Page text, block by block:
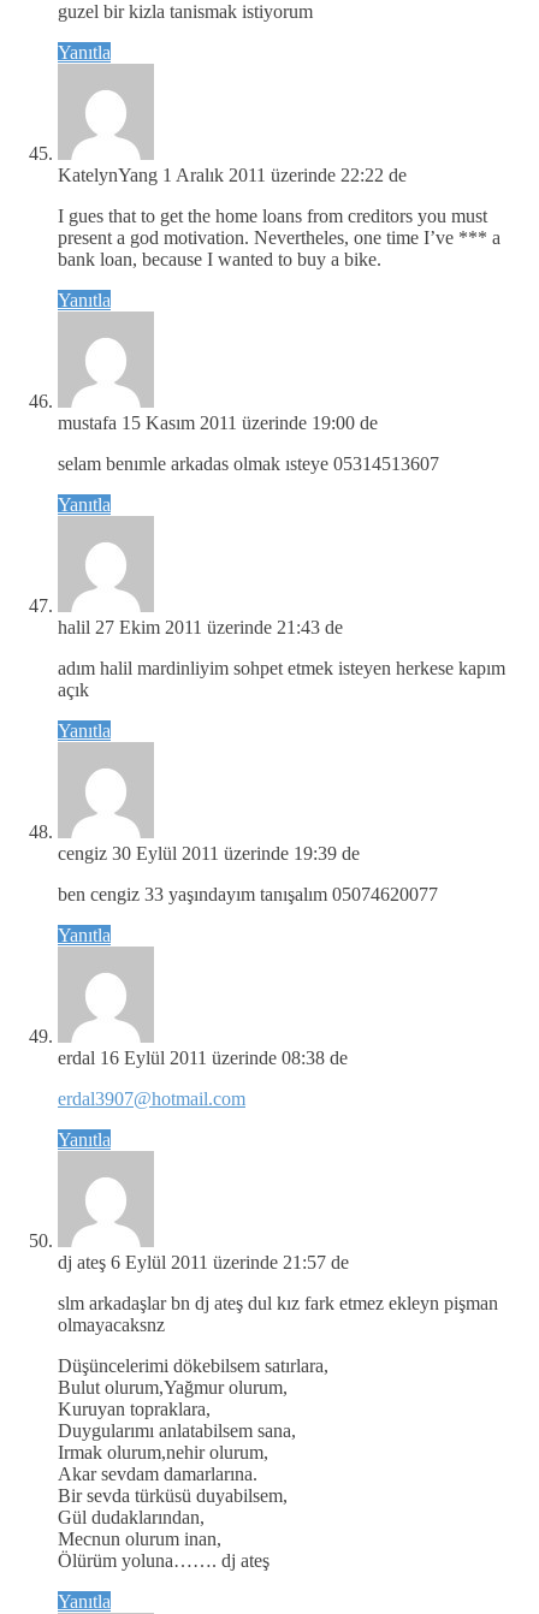
guzel bir kizla tanismak istiyorum
Yanıtla
KatelynYang 1 Aralık 2011 üzerinde 22:22 de
I gues that to get the home loans from creditors you must
present a god motivation. Nevertheles, one time I’ve *** a
bank loan, because I wanted to buy a bike.
Yanıtla
mustafa 15 Kasım 2011 üzerinde 19:00 de
selam benımle arkadas olmak ısteye 05314513607
Yanıtla
halil 27 Ekim 2011 üzerinde 21:43 de
adım halil mardinliyim sohpet etmek isteyen herkese kapım
açık
Yanıtla
cengiz 30 Eylül 2011 üzerinde 19:39 de
ben cengiz 33 yaşındayım tanışalım 05074620077
Yanıtla
erdal 16 Eylül 2011 üzerinde 08:38 de
erdal3907@hotmail.com
Yanıtla
dj ateş 6 Eylül 2011 üzerinde 21:57 de
slm arkadaşlar bn dj ateş dul kız fark etmez ekleyn pişman
olmayacaksnz
Düşüncelerimi dökebilsem satırlara,
Bulut olurum,Yağmur olurum,
Kuruyan topraklara,
Duygularımı anlatabilsem sana,
Irmak olurum,nehir olurum,
Akar sevdam damarlarına.
Bir sevda türküsü duyabilsem,
Gül dudaklarından,
Mecnun olurum inan,
Ölürüm yoluna……. dj ateş
Yanıtla